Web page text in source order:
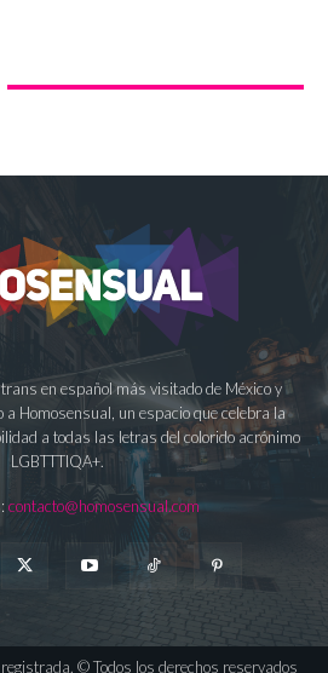
en español más visitado de México y
a Homosensual, un espacio que celebra la
a todas las letras del colorido acrónimo
LGBTTTIQA+.
contacto@homosensual.com
© Todos los derechos reservados